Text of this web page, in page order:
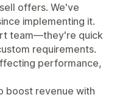
offers. We've
implementing it.
team—they're quick
requirements.
performance,
boost revenue with